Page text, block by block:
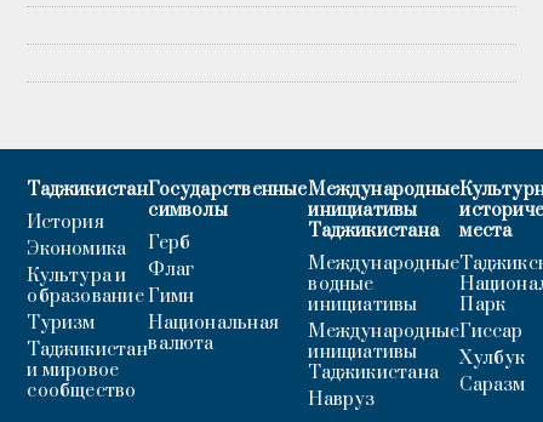
Таджикистан
История
Экономика
Культура и
образование
Туризм
Таджикистан
и мировое
сообщество
Государственные
символы
Герб
Флаг
Гимн
Национальная
валюта
Международные
инициативы
Таджикистана
Международные
водные
инициативы
Международные
инициативы
Таджикистана
Навруз
места
Парк
Гиссар
Хулбук
Саразм